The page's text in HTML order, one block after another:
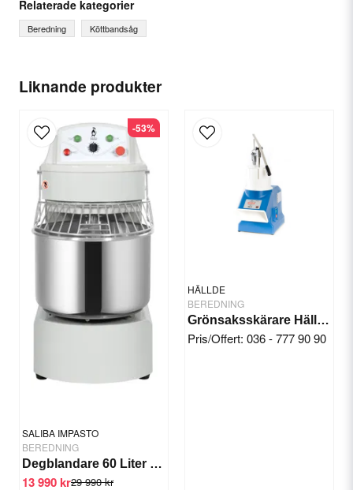
Liknande produkter
SALIBA IMPASTO
BEREDNING
Degblandare 60 Liter 2 vxl/timer
29 990 kr
13 990 kr
-53%
HÄLLDE
BEREDNING
Grönsaksskärare Hällde RG-7
Pris/Offert: 036 - 777 90 90
Ditt namn
email
E-postadress
Ja, ni får publicera min fråga
Relaterade kategorier
Beredning Köttbandsåg